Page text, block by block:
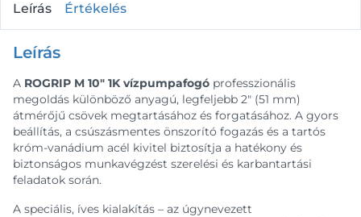
Leírás Értékelés
Leírás
A ROGRIP M 10" 1K vízpumpafogó professzionális
megoldás különböző anyagú, legfeljebb 2" (51 mm)
átmérőjű csövek megtartásához és forgatásához. A gyors
beállítás, a csúszásmentes önszorító fogazás és a tartós
króm-vanádium acél kivitel biztosítja a hatékony és
biztonságos munkavégzést szerelési és karbantartási
feladatok során.
A speciális, íves kialakítás – az úgynevezett